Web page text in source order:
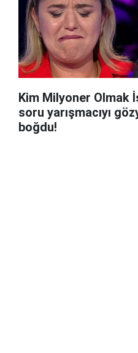
Kim Milyoner Olmak
soru yarışmacıyı
boğdu!